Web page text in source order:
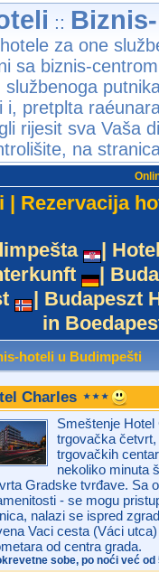
::
za one
sa biznis-
i, pretplta
rijesit sva Vaša
na
| Rezervacija
|
|
| Budapeszt
in
hoteli u Budimpešti
Charles
Smeštenje
trgovačka
trgovačkih
nekoliko minuta
Gradske tvrđave. Sa
- se mogu
nalazi se ispred
Vaci cesta (Váci
od centra grada.
sobe, po noći već od